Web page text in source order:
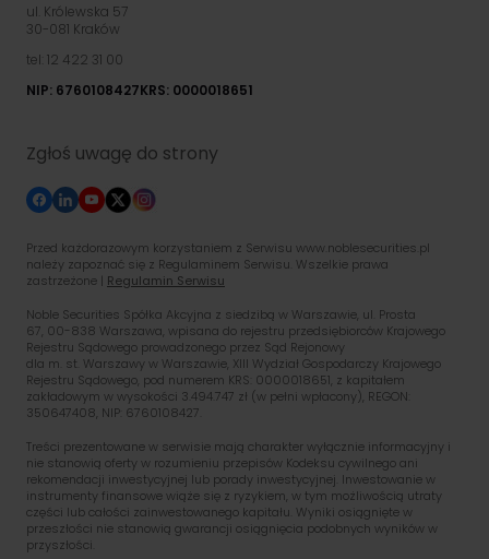
ul. Królewska 57
30-081 Kraków
tel: 12 422 31 00
NIP: 6760108427KRS: 0000018651
Zgłoś uwagę do strony
Przed każdorazowym korzystaniem z Serwisu www.noblesecurities.pl
należy zapoznać się z Regulaminem Serwisu. Wszelkie prawa
zastrzeżone | Regulamin Serwisu
Noble Securities Spółka Akcyjna z siedzibą w Warszawie, ul. Prosta
67, 00-838 Warszawa, wpisana do rejestru przedsiębiorców Krajowego
Rejestru Sądowego prowadzonego przez Sąd Rejonowy
dla m. st. Warszawy w Warszawie, XIII Wydział Gospodarczy Krajowego
Rejestru Sądowego, pod numerem KRS: 0000018651, z kapitałem
zakładowym w wysokości 3.494.747 zł (w pełni wpłacony), REGON:
350647408, NIP: 6760108427.
Treści prezentowane w serwisie mają charakter wyłącznie informacyjny i
nie stanowią oferty w rozumieniu przepisów Kodeksu cywilnego ani
rekomendacji inwestycyjnej lub porady inwestycyjnej. Inwestowanie w
instrumenty finansowe wiąże się z ryzykiem, w tym możliwością utraty
części lub całości zainwestowanego kapitału. Wyniki osiągnięte w
przeszłości nie stanowią gwarancji osiągnięcia podobnych wyników w
przyszłości.